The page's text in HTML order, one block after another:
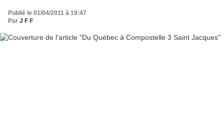
Publié le 01/04/2011 à 19:47
Par J F F